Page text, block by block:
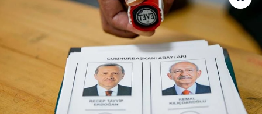
SPOR
KÜLTÜR-SANAT